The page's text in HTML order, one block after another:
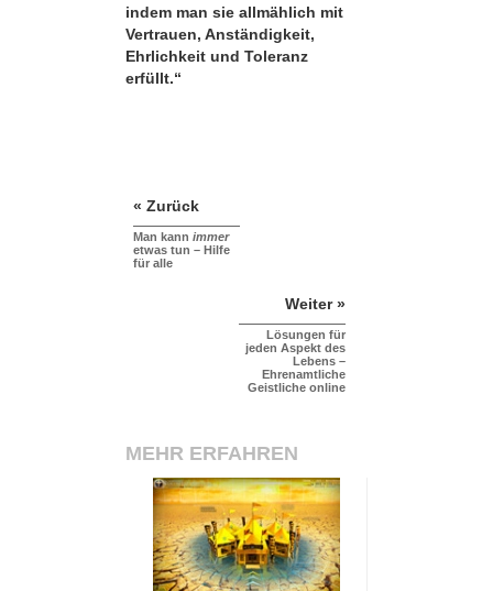
indem man sie allmählich mit
Vertrauen, Anständigkeit,
Ehrlichkeit und Toleranz
erfüllt.“
« Zurück
Man kann immer
etwas tun – Hilfe
für alle
Weiter »
Lösungen für
jeden Aspekt des
Lebens –
Ehrenamtliche
Geistliche online
MEHR ERFAHREN